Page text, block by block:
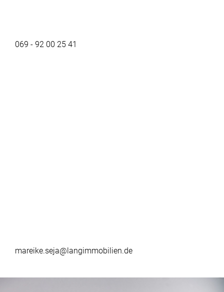
069 - 92 00 25 41
mareike.seja@langimmobilien.de